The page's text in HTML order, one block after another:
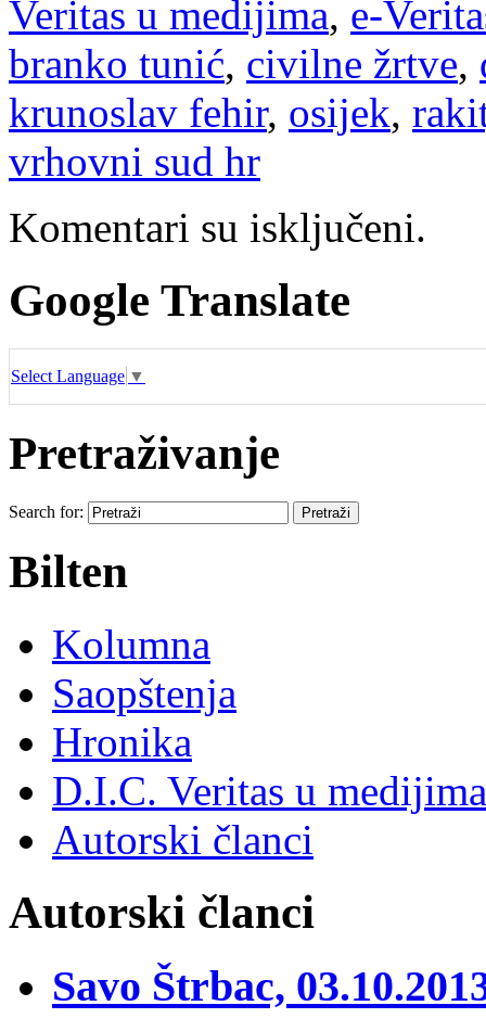
Veritas u medijima, e-
branko tunić, civilne žrtve,
krunoslav fehir, osijek,
vrhovni sud hr
Komentari su isključeni.
Google Translate
Select Language ▼
Pretraživanje
Search for:
Bilten
Kolumna
Saopštenja
Hronika
D.I.C. Veritas u medijima
Autorski članci
Autorski članci
Savo Štrbac,